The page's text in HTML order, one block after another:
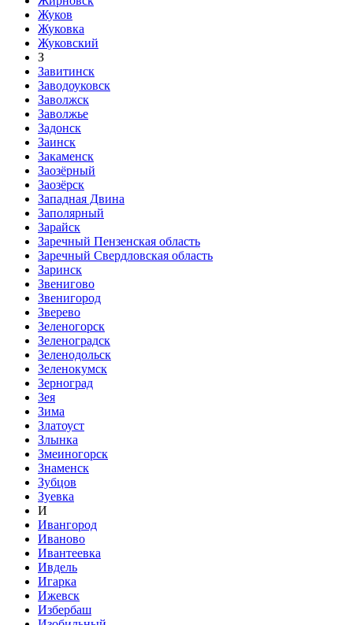
Жуков
Жуковка
Жуковский
З
Завитинск
Заводоуковск
Заволжск
Заволжье
Задонск
Заинск
Закаменск
Заозёрный
Заозёрск
Западная Двина
Заполярный
Зарайск
Заречный Пензенская область
Заречный Свердловская область
Заринск
Звенигово
Звенигород
Зверево
Зеленогорск
Зеленоградск
Зеленодольск
Зеленокумск
Зерноград
Зея
Зима
Златоуст
Злынка
Змеиногорск
Знаменск
Зубцов
Зуевка
И
Ивангород
Иваново
Ивантеевка
Ивдель
Игарка
Ижевск
Избербаш